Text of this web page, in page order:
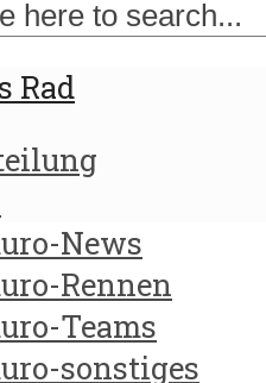
News
Rennen
Teams
sonstiges